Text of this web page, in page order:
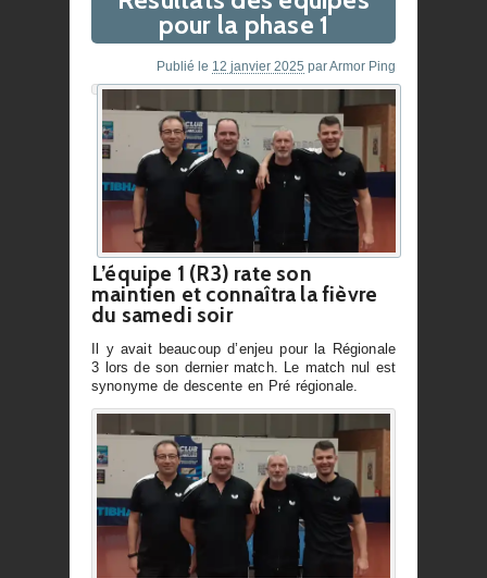
pour la phase 1
Publié le 12 janvier 2025 parArmor Ping
L’équipe 1 (R3) rate son
maintien et connaîtra la fièvre
du samedi soir
Il y avait beaucoup d’enjeu pour la Régionale
3 lors de son dernier match. Le match nul est
synonyme de descente en Pré régionale.